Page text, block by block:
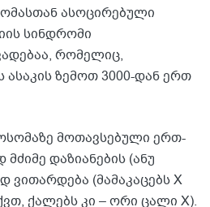
ასოცირებული
სინდრომი
რომელიც,
ზემოთ 3000-დან ერთ
მოთავსებული ერთ-
დაზიანების (ანუ
ვითარდება (მამაკაცებს X
ქალებს კი – ორი ცალი X).